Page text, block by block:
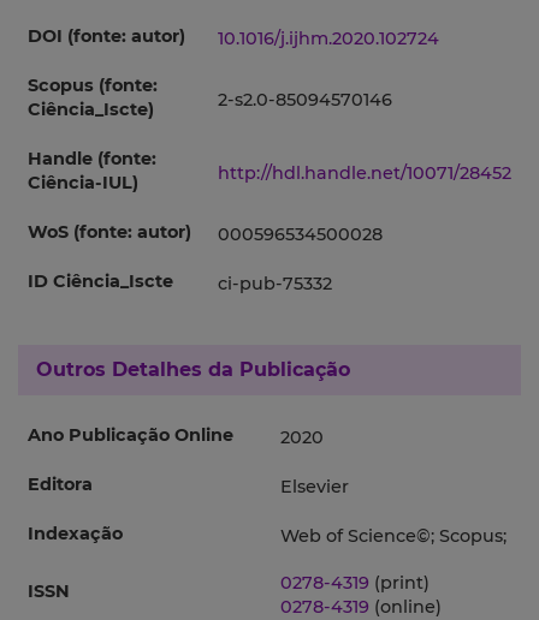
DOI (fonte: autor) 10.1016/j.ijhm.2020.102724
Scopus (fonte:
Ciência_Iscte)
2-s2.0-85094570146
Handle (fonte:
Ciência-IUL)
http://hdl.handle.net/10071/28452
WoS (fonte: autor) 000596534500028
ID Ciência_Iscte ci-pub-75332
Outros Detalhes da Publicação
Ano Publicação Online 2020
Editora Elsevier
Indexação Web of Science©; Scopus;
ISSN 0278-4319 (print)
0278-4319 (online)